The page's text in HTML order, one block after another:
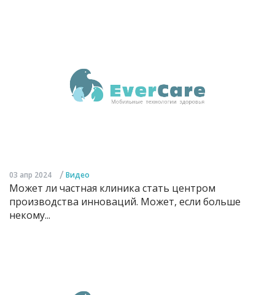
03 апр 2024 / Видео
Может ли частная клиника стать центром
производства инноваций. Может, если больше
некому...